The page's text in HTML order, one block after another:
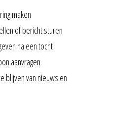
maken
of bericht sturen
na een tocht
aanvragen
blijven van nieuws en